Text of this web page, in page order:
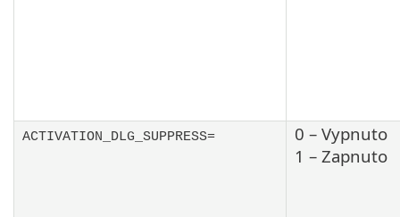
ACTIVATION_DLG_SUPPRESS=
0 – Vypnuto
1 – Zapnuto